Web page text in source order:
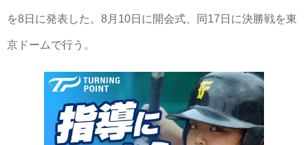
を8日に発表した。8月10日に開会式、同17日に決勝戦を東
京ドームで行う。